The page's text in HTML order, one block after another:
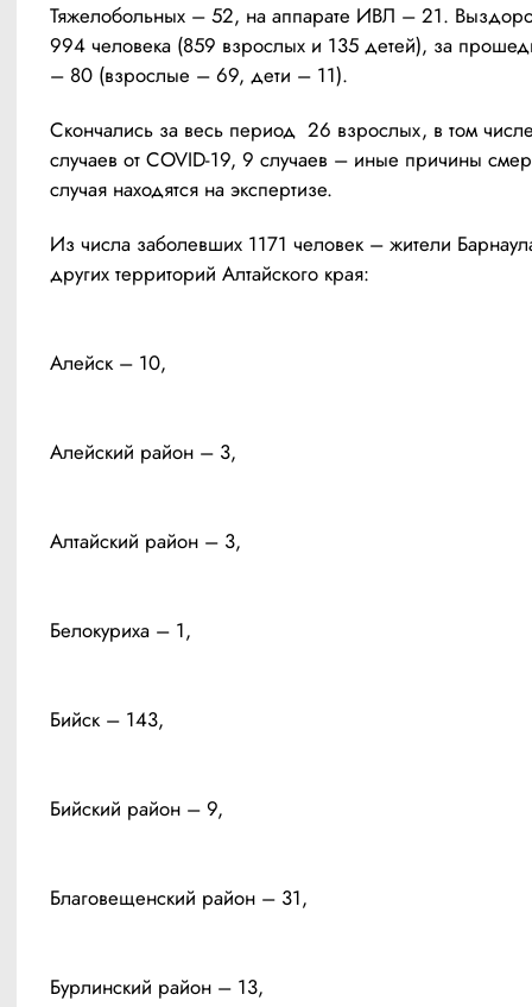
Тяжелобольных – 52, на аппарате ИВЛ – 21.
994 человека (859 взрослых и 135 детей), за
– 80 (взрослые – 69, дети – 11).
Скончались за весь период  26 взрослых, в том
случаев от COVID-19, 9 случаев – иные причины
случая находятся на экспертизе.
Из числа заболевших 1171 человек – жители
других территорий Алтайского края:
Алейск – 10,
Алейский район – 3,
Алтайский район – 3,
Белокуриха – 1,
Бийск – 143,
Бийский район – 9,
Благовещенский район – 31,
Бурлинский район – 13,